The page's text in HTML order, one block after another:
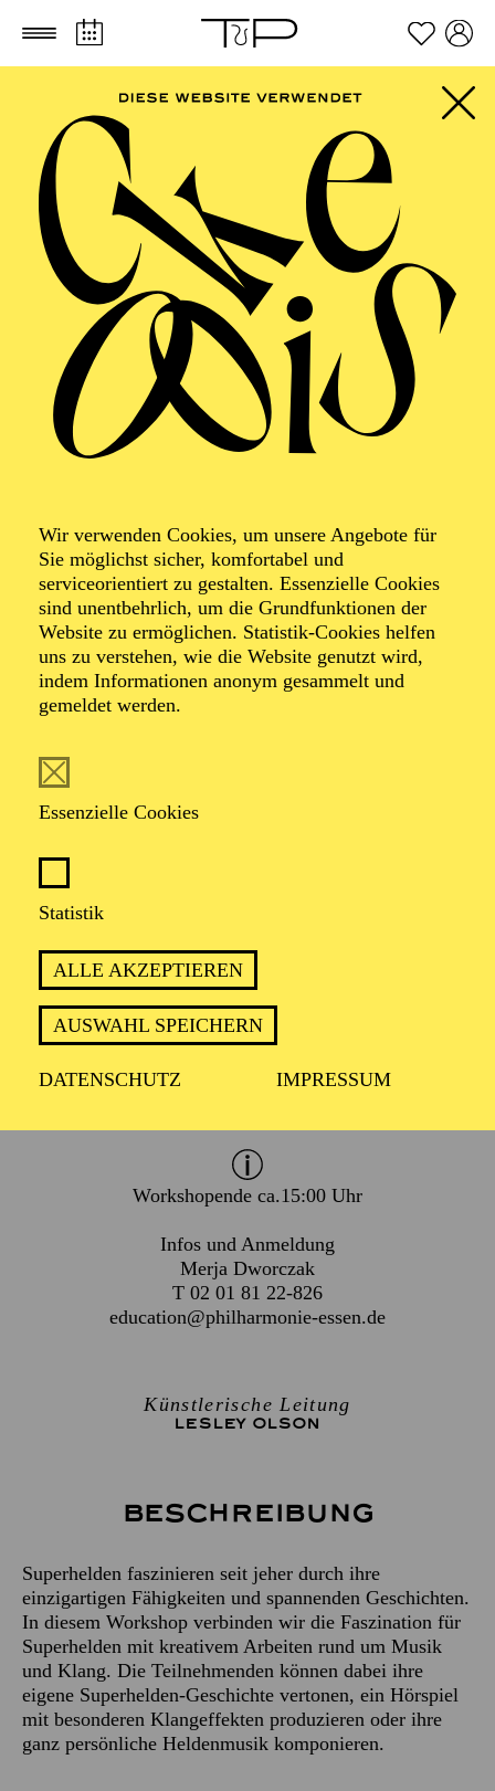
Zum Hauptinhalt springen Zum Footer springen
Wir verwenden Cookies, um unsere Angebote für
Sie möglichst sicher, komfortabel und
serviceorientiert zu gestalten. Essenzielle Cookies
sind unentbehrlich, um die Grundfunktionen der
Website zu ermöglichen. Statistik-Cookies helfen
uns zu verstehen, wie die Website genutzt wird,
indem Informationen anonym gesammelt und
gemeldet werden.
Essenzielle Cookies
Statistik
ALLE AKZEPTIEREN
AUSWAHL SPEICHERN
DATENSCHUTZ IMPRESSUM
PHILHARMONIE
Ferienworkshop
Superhelden-
Sounds
Ferienworkshop
TERMIN
Montag 22. März 2027
Dienstag 23. März 2027
Mittwoch 24. März 2027
Workshopende ca.15:00 Uhr
Infos und Anmeldung
Merja Dworczak
T 02 01 81 22-826
education@philharmonie-essen.de
Künstlerische Leitung
LESLEY OLSON
Beschreibung
Superhelden faszinieren seit jeher durch ihre
einzigartigen Fähigkeiten und spannenden Geschichten.
In diesem Workshop verbinden wir die Faszination für
Superhelden mit kreativem Arbeiten rund um Musik
und Klang. Die Teilnehmenden können dabei ihre
eigene Superhelden-Geschichte vertonen, ein Hörspiel
mit besonderen Klangeffekten produzieren oder ihre
ganz persönliche Heldenmusik komponieren.